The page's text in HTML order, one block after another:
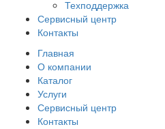
Техподдержка
Сервисный центр
Контакты
Главная
О компании
Каталог
Услуги
Сервисный центр
Контакты